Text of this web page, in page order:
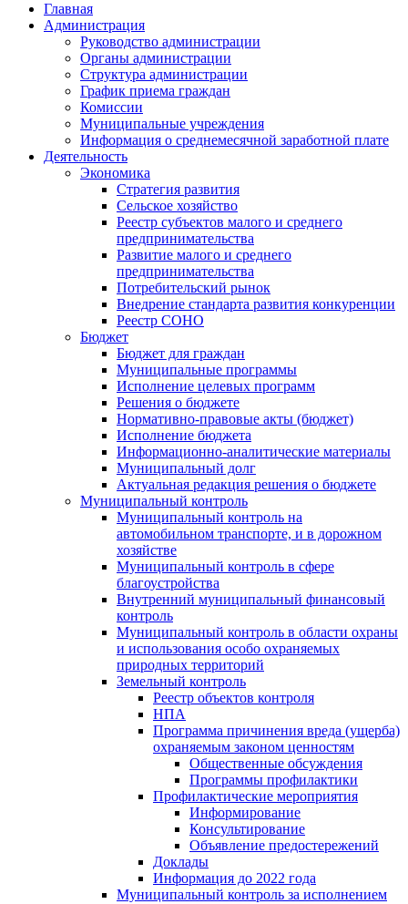
Главная
Администрация
Руководство администрации
Органы администрации
Структура администрации
График приема граждан
Комиссии
Муниципальные учреждения
Информация о среднемесячной заработной плате
Деятельность
Экономика
Стратегия развития
Сельское хозяйство
Реестр субъектов малого и среднего
предпринимательства
Развитие малого и среднего
предпринимательства
Потребительский рынок
Внедрение стандарта развития конкуренции
Реестр СОНО
Бюджет
Бюджет для граждан
Муниципальные программы
Исполнение целевых программ
Решения о бюджете
Нормативно-правовые акты (бюджет)
Исполнение бюджета
Информационно-аналитические материалы
Муниципальный долг
Актуальная редакция решения о бюджете
Муниципальный контроль
Муниципальный контроль на
автомобильном транспорте, и в дорожном
хозяйстве
Муниципальный контроль в сфере
благоустройства
Внутренний муниципальный финансовый
контроль
Муниципальный контроль в области охраны
и использования особо охраняемых
природных территорий
Земельный контроль
Реестр объектов контроля
НПА
Программа причинения вреда (ущерба)
охраняемым законом ценностям
Общественные обсуждения
Программы профилактики
Профилактические мероприятия
Информирование
Консультирование
Объявление предостережений
Доклады
Информация до 2022 года
Муниципальный контроль за исполнением